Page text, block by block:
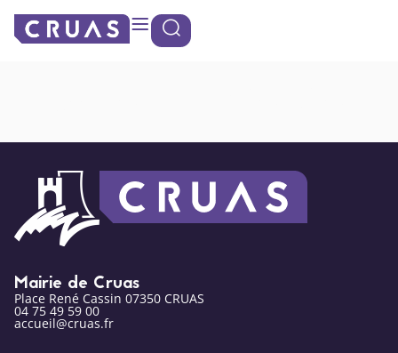
Panneau de gestion des cookies
principal
Mairie de Cruas
Place René Cassin 07350 CRUAS
04 75 49 59 00
accueil@cruas.fr